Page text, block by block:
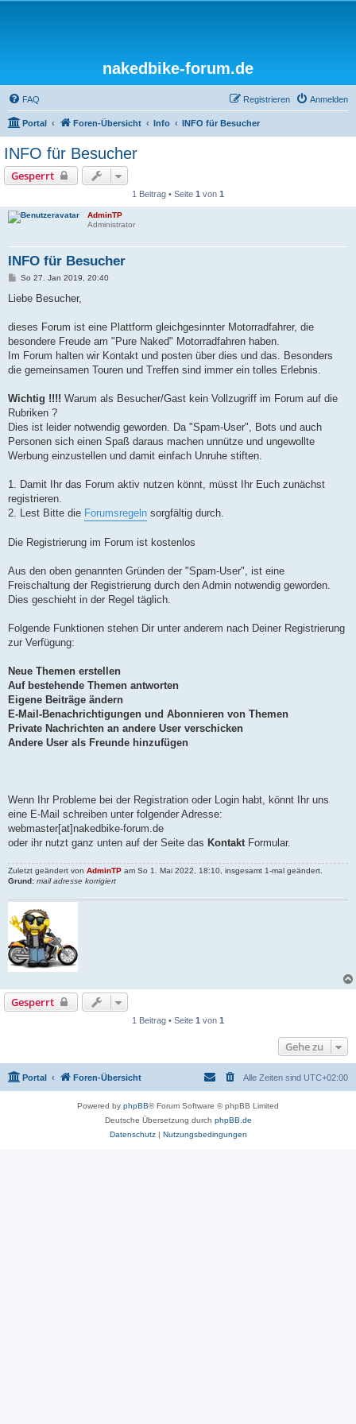
nakedbike-forum.de
FAQ Anmelden
Registrieren
Portal Foren-Übersicht Info INFO für Besucher
INFO für Besucher
Gesperrt
1 Beitrag • Seite 1 von 1
AdminTP
Administrator
INFO für Besucher
B
i
a
So 27. Jan 2019, 20:40
Liebe Besucher,
dieses Forum ist eine Plattform gleichgesinnter Motorradfahrer, die
besondere Freude am "Pure Naked" Motorradfahren haben.
Im Forum halten wir Kontakt und posten über dies und das. Besonders
die gemeinsamen Touren und Treffen sind immer ein tolles Erlebnis.
Wichtig !!!! Warum als Besucher/Gast kein Vollzugriff im Forum auf die
Rubriken ?
Dies ist leider notwendig geworden. Da "Spam-User", Bots und auch
Personen sich einen Spaß daraus machen unnütze und ungewollte
Werbung einzustellen und damit einfach Unruhe stiften.
1. Damit Ihr das Forum aktiv nutzen könnt, müsst Ihr Euch zunächst
registrieren.
2. Lest Bitte die Forumsregeln sorgfältig durch.
Die Registrierung im Forum ist kostenlos
Aus den oben genannten Gründen der "Spam-User", ist eine
Freischaltung der Registrierung durch den Admin notwendig geworden.
Dies geschieht in der Regel täglich.
Folgende Funktionen stehen Dir unter anderem nach Deiner Registrierung
zur Verfügung:
Neue Themen erstellen
Auf bestehende Themen antworten
Eigene Beiträge ändern
E-Mail-Benachrichtigungen und Abonnieren von Themen
Private Nachrichten an andere User verschicken
Andere User als Freunde hinzufügen
Wenn Ihr Probleme bei der Registration oder Login habt, könnt Ihr uns
eine E-Mail schreiben unter folgender Adresse:
webmaster[at]nakedbike-forum.de
oder ihr nutzt ganz unten auf der Seite das KontaktFormular.
Zuletzt geändert von AdminTP am So 1. Mai 2022, 18:10, insgesamt 1-mal geändert.
Grund: mail adresse korrigiert
Gesperrt
1 Beitrag • Seite 1 von 1
Gehe zu
Portal Foren-Übersicht Alle Zeiten sind UTC+02:00
Powered by phpBB® Forum Software © phpBB Limited
Deutsche Übersetzung durch phpBB.de
Datenschutz| Nutzungsbedingungen